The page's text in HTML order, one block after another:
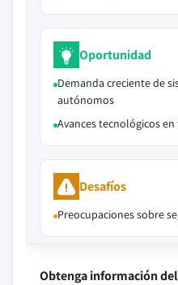
Oportunidad
Demanda creciente de
autónomos
Avances tecnológicos
Desafíos
Preocupaciones sobre
Obtenga información